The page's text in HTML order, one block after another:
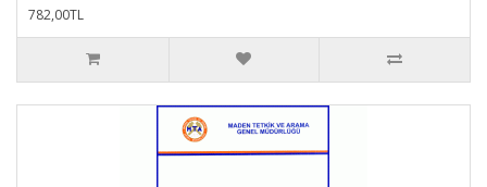
782,00TL